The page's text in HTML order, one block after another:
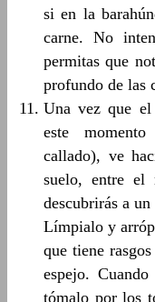
si en la
carne. No
permitas que
profundo de las
Una vez que
este
callado), ve
suelo, entre el
descubrirás a
Límpialo y
que tiene
espejo.
tómalo por los